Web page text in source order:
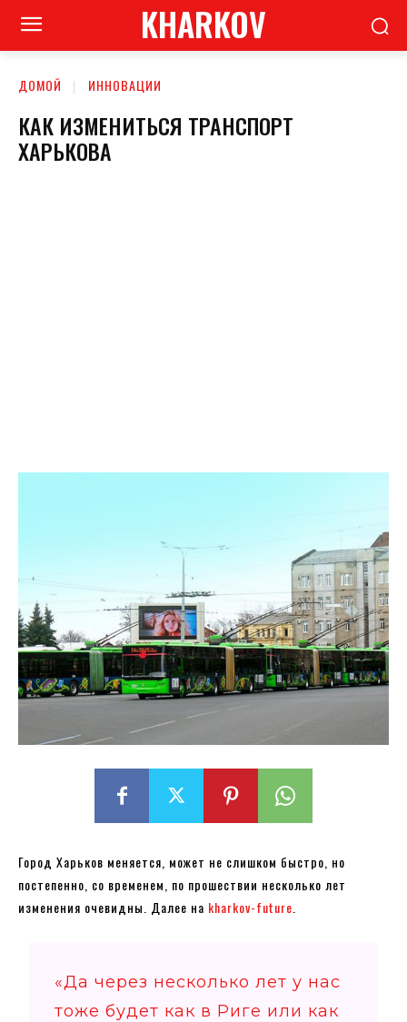
KHARKOV
ДОМОЙ ИННОВАЦИИ
КАК ИЗМЕНИТЬСЯ ТРАНСПОРТ
ХАРЬКОВА
Город Харьков меняется, может не слишком быстро, но
постепенно, со временем, по прошествии несколько лет
изменения очевидны. Далее на kharkov-future
«Да через несколько лет у нас
тоже будет как в Риге или как